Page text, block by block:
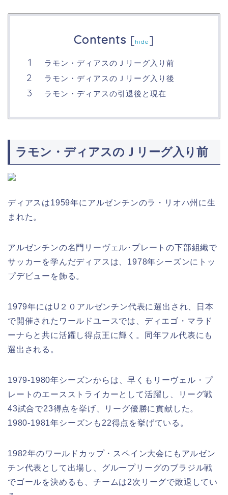
Contents [hide ]
ラモン・ディアスのＪリーグ入り前
ラモン・ディアスのＪリーグ入り後
ラモン・ディアスの引退後と現在
ラモン・ディアスのＪリーグ入り前
ディアスは1959年にアルゼンチンのラ・リオハ州に生
まれた。
アルゼンチンの名門リーヴェル･プレートの下部組織で
サッカーを学んだディアスは、1978年シーズンにトッ
プデビューを飾る。
1979年にはU２０アルゼンチン代表に選出され、日本
で開催されたワールドユースでは、ディエゴ・マラド
ーナらと共に活躍し得点王に輝く。同年フル代表にも
選出される。
1979-1980年シーズンからは、早くもリーヴェル・プ
レートのエースストライカーとして活躍し、リーグ戦
43試合で23得点を挙げ、リーグ優勝に貢献した。
1980-1981年シーズンも22得点を挙げている。
1982年のワールドカップ・スペイン大会にもアルゼン
チン代表として出場し、グループリーグのブラジル戦
でゴールを決めるも、チームは2次リーグで敗退してい